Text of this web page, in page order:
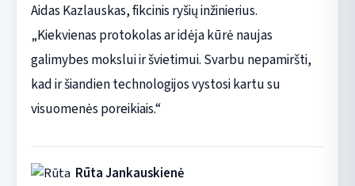
Aidas Kazlauskas, fikcinis ryšių inžinierius.
„Kiekvienas protokolas ar idėja kūrė naujas
galimybes mokslui ir švietimui. Svarbu nepamiršti,
kad ir šiandien technologijos vystosi kartu su
visuomenės poreikiais.“
Rūta Jankauskienė